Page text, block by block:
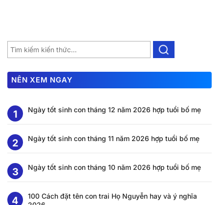
NÊN XEM NGAY
Ngày tốt sinh con tháng 12 năm 2026 hợp tuổi bố mẹ
Ngày tốt sinh con tháng 11 năm 2026 hợp tuổi bố mẹ
Ngày tốt sinh con tháng 10 năm 2026 hợp tuổi bố mẹ
100 Cách đặt tên con trai Họ Nguyễn hay và ý nghĩa